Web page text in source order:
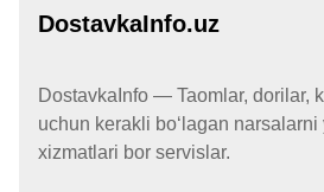
DostavkaInfo.uz
DostavkaInfo — Taomlar, dorilar,
uchun kerakli boʻlagan
xizmatlari bor servislar.